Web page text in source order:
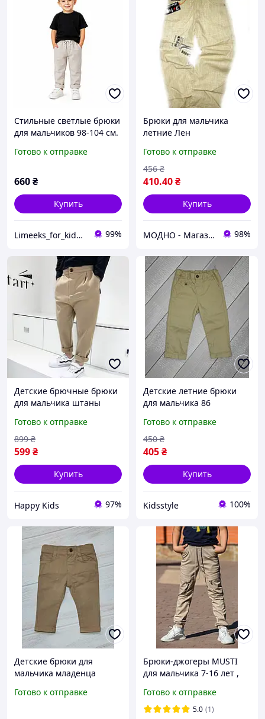
Стильные светлые брюки
для мальчиков 98-104 см.
Готово к отправке
660₴
Купить
Limeeks_for_kids - интернет магазин детской одежды и аксесуаров 99%
Брюки для мальчика
летние Лен
Готово к отправке
410.40₴
456 ₴
Купить
МОДНО - Магазин детской и женской одежды и обуви 98%
Детские брючные брюки
для мальчика штаны
Готово к отправке
599₴
899 ₴
Купить
Happy Kids 97%
Детские летние брюки
для мальчика 86
Готово к отправке
405₴
450 ₴
Купить
Kidsstyle 100%
Детские брюки для
мальчика младенца
Готово к отправке
Брюки-джогеры MUSTI
для мальчика 7-16 лет ,
Готово к отправке
5.0 (1)